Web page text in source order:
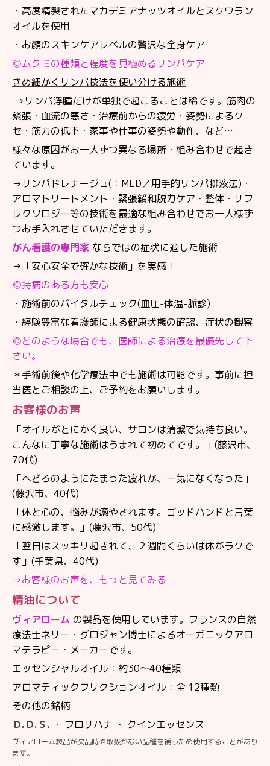
・高度精製されたマカデミアナッツオイルとスクワラン
オイルを使用
・お顔のスキンケアレベルの贅沢な全身ケア
◎ムクミの種類と程度を見極めるリンパケア
きめ細かくリンパ技法を使い分ける施術
→リンパ浮腫だけが単独で起こることは稀です。筋肉の
緊張・血流の悪さ・治療前からの疲労・姿勢によるク
セ・筋力の低下・家事や仕事の姿勢や動作、など…
様々な原因がお一人ずつ異なる場所・組み合わせで起き
ています。
→リンパドレナージュ(：MLD／用手的リンパ排液法)・
アロマトリートメント・緊張緩和脱力ケア・整体・リフ
レクソロジー等の技術を最適な組み合わせでお一人様ず
つお手入れさせていただきます。
がん看護の専門家 ならではの症状に適した施術
→「安心安全で確かな技術」を実感！
◎持病のある方も安心
・施術前のバイタルチェック(血圧-体温-脈診)
・経験豊富な看護師による健康状態の確認、症状の観察
◎どのような場合でも、医師による治療を最優先して下
さい。
＊手術前後や化学療法中でも施術は可能です。事前に担
当医とご相談の上、ご予約をお願いします。
お客様のお声
「オイルがとにかく良い、サロンは清潔で気持ち良い。
こんなに丁寧な施術はうまれて初めてです。」(藤沢市、
70代)
「へどろのようにたまった疲れが、一気になくなった」
(藤沢市、40代)
「体と心の、悩みが癒やされます。ゴッドハンドと言葉
に感激します。」(藤沢市、50代)
「翌日はスッキリ起きれて、２週間くらいは体がラクで
す」(千葉県、40代)
→お客様のお声を、もっと見てみる
精油について
ヴィアローム の製品を使用しています。フランスの自然
療法士ネリー・グロジャン博士によるオーガニックアロ
マテラピー・メーカーです。
エッセンシャルオイル：約30～40種類
アロマティックフリクションオイル：全 12種類
その他の銘柄
Ｄ.Ｄ.Ｓ. ・ フロリハナ ・ クインエッセンス
ヴィアローム製品が欠品時や取扱がない品種を補うため使用することがあり
ます。